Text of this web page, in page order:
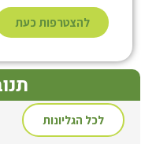
להצטרפות כעת
לכל הגליונות